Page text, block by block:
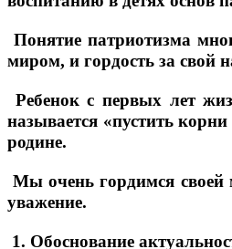
Понятие патриотизма
миром, и гордость за свой
Ребенок с первых лет
называется «пустить
родине.
Мы очень гордимся своей
уважение.
1. Обоснование